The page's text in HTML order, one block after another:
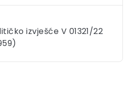
izvješće V 01321/22